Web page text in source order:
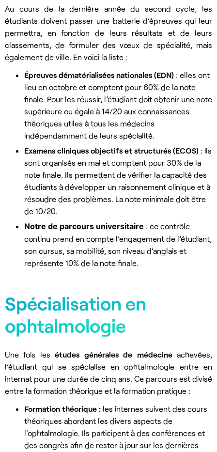
Au cours de la dernière année du second cycle, les
étudiants doivent passer une batterie d’épreuves qui leur
permettra, en fonction de leurs résultats et de leurs
classements, de formuler des vœux de spécialité, mais
également de ville. En voici la liste :
Épreuves dématérialisées nationales (EDN) : elles ont
lieu en octobre et comptent pour 60% de la note
finale. Pour les réussir, l’étudiant doit obtenir une note
supérieure ou égale à 14/20 aux connaissances
théoriques utiles à tous les médecins
indépendamment de leurs spécialité.
Examens cliniques objectifs et structurés (ECOS) : ils
sont organisés en mai et comptent pour 30% de la
note finale. Ils permettent de vérifier la capacité des
étudiants à développer un raisonnement clinique et à
résoudre des problèmes. La note minimale doit être
de 10/20.
Notre de parcours universitaire : ce contrôle
continu prend en compte l’engagement de l’étudiant,
son cursus, sa mobilité, son niveau d’anglais et
représente 10% de la note finale.
Spécialisation en
ophtalmologie
Une fois lesétudes générales de médecineachevées,
l’étudiant qui se spécialise en ophtalmologie entre en
internat pour une durée de cinq ans. Ce parcours est divisé
entre la formation théorique et la formation pratique :
Formation théorique : les internes suivent des cours
théoriques abordant les divers aspects de
l'ophtalmologie. Ils participent à des conférences et
des congrès afin de rester à jour sur les dernières